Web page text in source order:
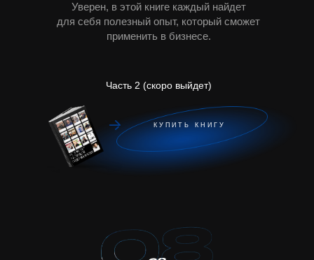
КУПИТЬ КНИГУ
Уверен, в этой книге каждый найдет
для себя полезный опыт, который сможет
применить в бизнесе.
Часть 2 (скоро выйдет)